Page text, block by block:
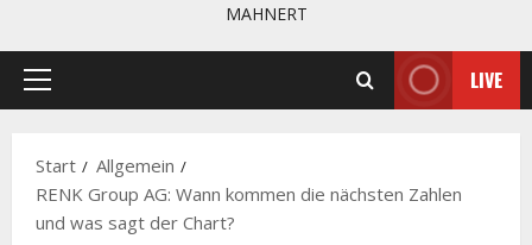
MAHNERT
Primäres
LIVE
Start
Allgemein
RENK Group AG: Wann kommen die nächsten Zahlen
und was sagt der Chart?